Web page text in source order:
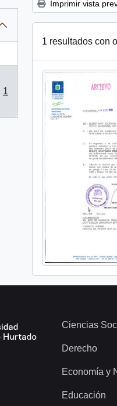
1
Imprimir vista
1 resultados con
Ciencias
Derecho
Economía y
Educación